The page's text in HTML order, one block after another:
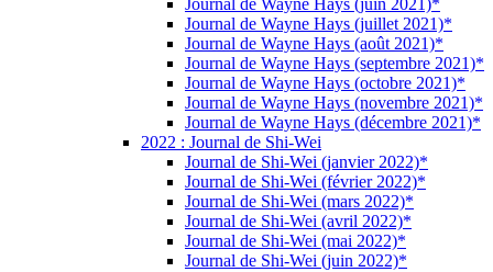
Journal de Wayne Hays (juin 2021)*
Journal de Wayne Hays (juillet 2021)*
Journal de Wayne Hays (août 2021)*
Journal de Wayne Hays (septembre 2021)*
Journal de Wayne Hays (octobre 2021)*
Journal de Wayne Hays (novembre 2021)*
Journal de Wayne Hays (décembre 2021)*
2022 : Journal de Shi-Wei
Journal de Shi-Wei (janvier 2022)*
Journal de Shi-Wei (février 2022)*
Journal de Shi-Wei (mars 2022)*
Journal de Shi-Wei (avril 2022)*
Journal de Shi-Wei (mai 2022)*
Journal de Shi-Wei (juin 2022)*